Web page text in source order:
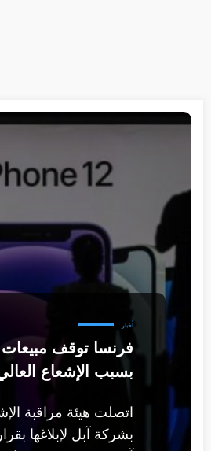
أخبار
بسبب الإشعاع
اتصلت هيئة مراقبة
بشركة آبل لإبلاغها